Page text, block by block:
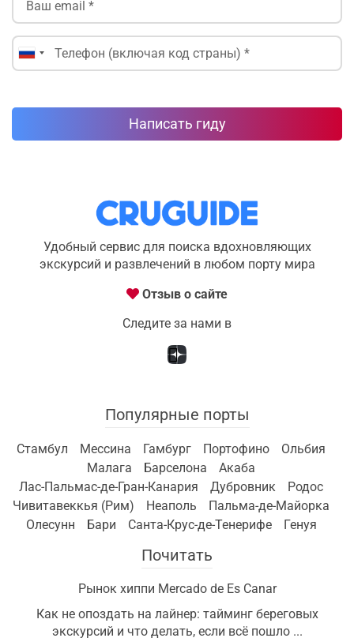
Написать гиду
Удобный сервис для поиска вдохновляющих
экскурсий и развлечений в любом порту мира
Отзыв о сайте
Следите за нами в
Популярные порты
Стамбул Мессина Гамбург Портофино
Ольбия
Малага
Барселона
Акаба
Лас-Пальмас-де-Гран-Канария
Дубровник
Родос
Чивитавеккья (Рим)
Неаполь
Пальма-де-Майорка
Олесунн
Бари Санта-Крус-де-Тенерифе Генуя
Почитать
Рынок хиппи Mercado de Es Canar
Как не опоздать на лайнер: тайминг береговых
экскурсий и что делать, если всё пошло ...